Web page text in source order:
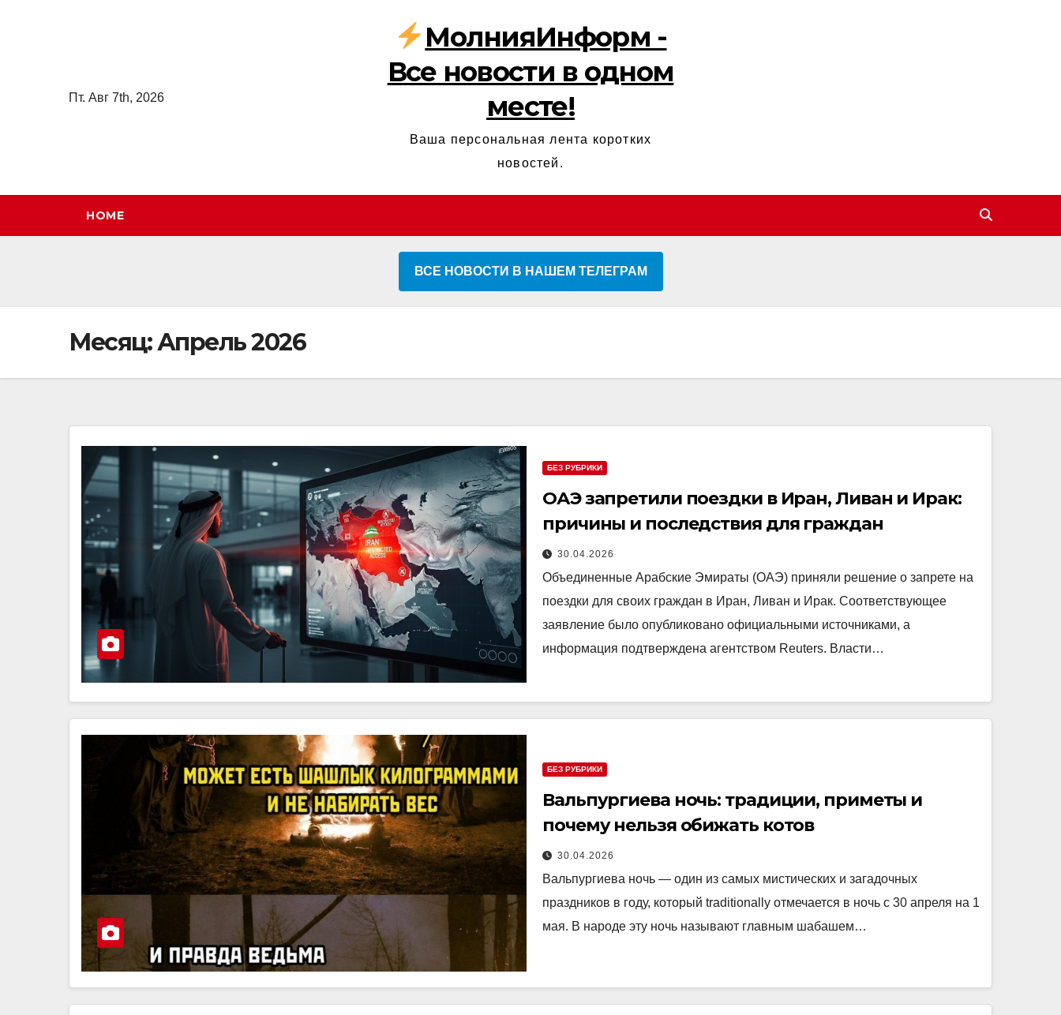
Пт. Авг 7th, 2026
МолнияИнформ -
Все новости в одном
месте!
Ваша персональная лента коротких
новостей.
HOME
ВСЕ НОВОСТИ В НАШЕМ ТЕЛЕГРАМ
Месяц:Апрель 2026
БЕЗ РУБРИКИ
ОАЭ запретили поездки в Иран, Ливан и Ирак:
причины и последствия для граждан
30.04.2026
Объединенные Арабские Эмираты (ОАЭ) приняли решение о запрете на
поездки для своих граждан в Иран, Ливан и Ирак. Соответствующее
заявление было опубликовано официальными источниками, а
информация подтверждена агентством Reuters. Власти…
БЕЗ РУБРИКИ
Вальпургиева ночь: традиции, приметы и
почему нельзя обижать котов
30.04.2026
Вальпургиева ночь — один из самых мистических и загадочных
праздников в году, который traditionally отмечается в ночь с 30 апреля на 1
мая. В народе эту ночь называют главным шабашем…